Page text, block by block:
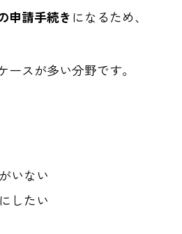
申請手続き になるため、
ースが多い分野です。
いない
したい